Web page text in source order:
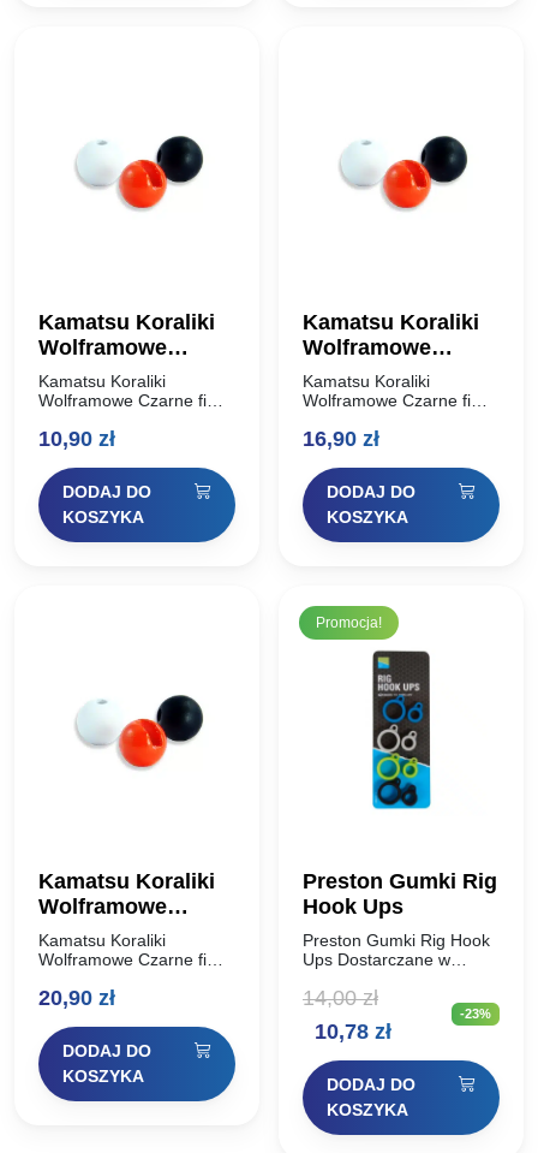
Kamatsu Koraliki
Wolframowe
Czarne fi 4mm
0,50g
Kamatsu Koraliki
Wolframowe Czarne fi
koraliki wolframowe z
przystosowanym do
zakładania na haczyk z
oczkiem. Przy ich użyciu
w połączeniu z…
10,90 zł
DODAJ DO
KOSZYKA
Kamatsu Koraliki
Wolframowe
Czarne fi 5,5mm
1,21g
Kamatsu Koraliki
Wolframowe Czarne fi
koraliki wolframowe z
przystosowanym do
zakładania na haczyk z
oczkiem. Przy ich użyciu
w połączeniu z…
16,90 zł
DODAJ DO
KOSZYKA
Kamatsu Koraliki
Wolframowe
Czarne fi 6,4mm
1,97g
Kamatsu Koraliki
Wolframowe Czarne fi
koraliki wolframowe z
przystosowanym do
zakładania na haczyk z
oczkiem. Przy ich użyciu
w połączeniu z…
20,90 zł
DODAJ DO
KOSZYKA
Promocja!
Preston Gumki Rig
Hook Ups
Preston Gumki Rig Hook
Ups Dostarczane w
do przyponów mogą być
dowolnym miejscu wzdłuż
pozwalają utrzymać
zestaw…
14,00zł
Pierwotna
cena
wynosiła:
14,00 zł.
10,78 złAktualna
cena
wynosi:
10,78 zł.
-23%
DODAJ DO
KOSZYKA